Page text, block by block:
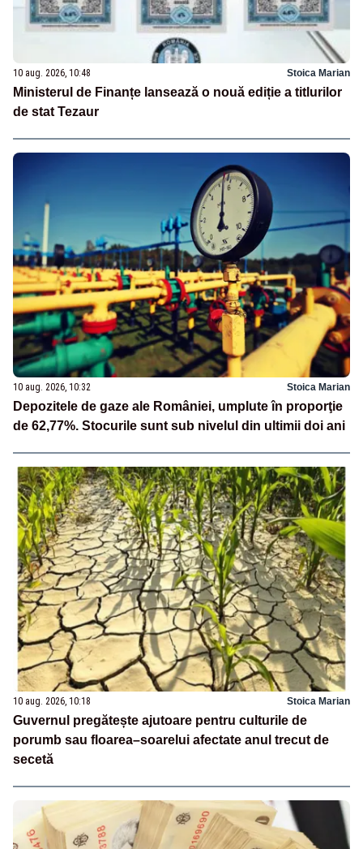
10 aug. 2026, 10:48 Stoica Marian
Ministerul de Finanțe lansează o nouă ediție a titlurilor
de stat Tezaur
10 aug. 2026, 10:32 Stoica Marian
Depozitele de gaze ale României, umplute în proporţie
de 62,77%. Stocurile sunt sub nivelul din ultimii doi ani
10 aug. 2026, 10:18 Stoica Marian
Guvernul pregătește ajutoare pentru culturile de
porumb sau floarea–soarelui afectate anul trecut de
secetă